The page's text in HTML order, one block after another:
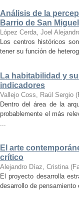
Análisis de la
Barrio de San
López Cerda, Joel
Los centros históricos
tener su función de
La habitabilidad y
indicadores
Vallejo Coss, Raúl Sergio (
Dentro del área de la
probablemente el más
...
El arte
crítico
Alejandro Díaz, Cristina (
El proyecto desarrolla
desarrollo de